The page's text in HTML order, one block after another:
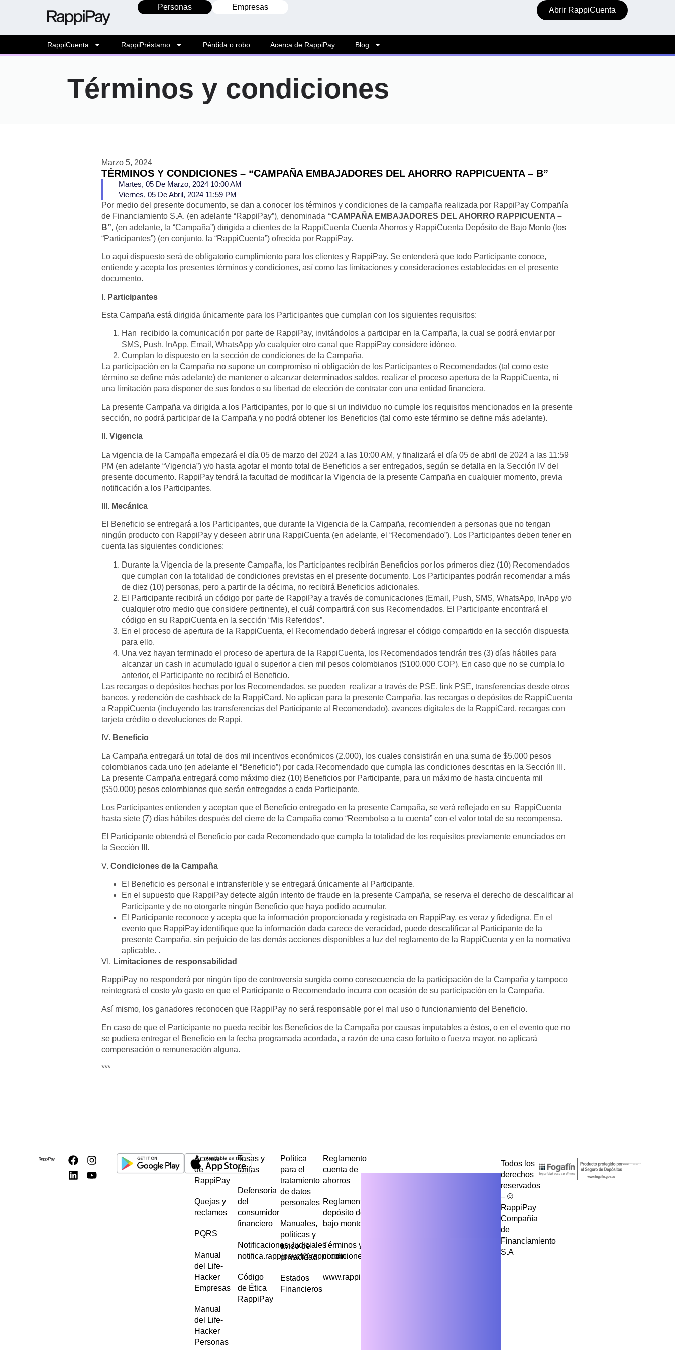
Personas Empresas Abrir RappiCuenta
RappiCuenta RappiPréstamo Pérdida o robo Acerca de RappiPay Blog
Términos y condiciones
Marzo 5, 2024
TÉRMINOS Y CONDICIONES – “CAMPAÑA EMBAJADORES DEL AHORRO RAPPICUENTA – B”
Martes, 05 De Marzo, 2024 10:00 AM
Viernes, 05 De Abril, 2024 11:59 PM
Por medio del presente documento, se dan a conocer los términos y condiciones de la campaña realizada por RappiPay Compañía
de Financiamiento S.A. (en adelante “RappiPay”), denominada “CAMPAÑA EMBAJADORES DEL AHORRO RAPPICUENTA –
B”, (en adelante, la “Campaña”) dirigida a clientes de la RappiCuenta Cuenta Ahorros y RappiCuenta Depósito de Bajo Monto (los
“Participantes”) (en conjunto, la “RappiCuenta”) ofrecida por RappiPay.
Lo aquí dispuesto será de obligatorio cumplimiento para los clientes y RappiPay. Se entenderá que todo Participante conoce,
entiende y acepta los presentes términos y condiciones, así como las limitaciones y consideraciones establecidas en el presente
documento.
I. Participantes
Esta Campaña está dirigida únicamente para los Participantes que cumplan con los siguientes requisitos:
Han recibido la comunicación por parte de RappiPay, invitándolos a participar en la Campaña, la cual se podrá enviar por
SMS, Push, InApp, Email, WhatsApp y/o cualquier otro canal que RappiPay considere idóneo.
Cumplan lo dispuesto en la sección de condiciones de la Campaña.
La participación en la Campaña no supone un compromiso ni obligación de los Participantes o Recomendados (tal como este
término se define más adelante) de mantener o alcanzar determinados saldos, realizar el proceso apertura de la RappiCuenta, ni
una limitación para disponer de sus fondos o su libertad de elección de contratar con una entidad financiera.
La presente Campaña va dirigida a los Participantes, por lo que si un individuo no cumple los requisitos mencionados en la presente
sección, no podrá participar de la Campaña y no podrá obtener los Beneficios (tal como este término se define más adelante).
II. Vigencia
La vigencia de la Campaña empezará el día 05 de marzo del 2024 a las 10:00 AM, y finalizará el día 05 de abril de 2024 a las 11:59
PM (en adelante “Vigencia”) y/o hasta agotar el monto total de Beneficios a ser entregados, según se detalla en la Sección IV del
presente documento. RappiPay tendrá la facultad de modificar la Vigencia de la presente Campaña en cualquier momento, previa
notificación a los Participantes.
III. Mecánica
El Beneficio se entregará a los Participantes, que durante la Vigencia de la Campaña, recomienden a personas que no tengan
ningún producto con RappiPay y deseen abrir una RappiCuenta (en adelante, el “Recomendado”). Los Participantes deben tener en
cuenta las siguientes condiciones:
Durante la Vigencia de la presente Campaña, los Participantes recibirán Beneficios por los primeros diez (10) Recomendados
que cumplan con la totalidad de condiciones previstas en el presente documento. Los Participantes podrán recomendar a más
de diez (10) personas, pero a partir de la décima, no recibirá Beneficios adicionales.
El Participante recibirá un código por parte de RappiPay a través de comunicaciones (Email, Push, SMS, WhatsApp, InApp y/o
cualquier otro medio que considere pertinente), el cuál compartirá con sus Recomendados. El Participante encontrará el
código en su RappiCuenta en la sección “Mis Referidos”.
En el proceso de apertura de la RappiCuenta, el Recomendado deberá ingresar el código compartido en la sección dispuesta
para ello.
Una vez hayan terminado el proceso de apertura de la RappiCuenta, los Recomendados tendrán tres (3) días hábiles para
alcanzar un cash in acumulado igual o superior a cien mil pesos colombianos ($100.000 COP). En caso que no se cumpla lo
anterior, el Participante no recibirá el Beneficio.
Las recargas o depósitos hechas por los Recomendados, se pueden realizar a través de PSE, link PSE, transferencias desde otros
bancos, y redención de cashback de la RappiCard. No aplican para la presente Campaña, las recargas o depósitos de RappiCuenta
a RappiCuenta (incluyendo las transferencias del Participante al Recomendado), avances digitales de la RappiCard, recargas con
tarjeta crédito o devoluciones de Rappi.
IV. Beneficio
La Campaña entregará un total de dos mil incentivos económicos (2.000), los cuales consistirán en una suma de $5.000 pesos
colombianos cada uno (en adelante el “Beneficio”) por cada Recomendado que cumpla las condiciones descritas en la Sección III.
La presente Campaña entregará como máximo diez (10) Beneficios por Participante, para un máximo de hasta cincuenta mil
($50.000) pesos colombianos que serán entregados a cada Participante.
Los Participantes entienden y aceptan que el Beneficio entregado en la presente Campaña, se verá reflejado en su RappiCuenta
hasta siete (7) días hábiles después del cierre de la Campaña como “Reembolso a tu cuenta” con el valor total de su recompensa.
El Participante obtendrá el Beneficio por cada Recomendado que cumpla la totalidad de los requisitos previamente enunciados en
la Sección III.
V. Condiciones de la Campaña
El Beneficio es personal e intransferible y se entregará únicamente al Participante.
En el supuesto que RappiPay detecte algún intento de fraude en la presente Campaña, se reserva el derecho de descalificar al
Participante y de no otorgarle ningún Beneficio que haya podido acumular.
El Participante reconoce y acepta que la información proporcionada y registrada en RappiPay, es veraz y fidedigna. En el
evento que RappiPay identifique que la información dada carece de veracidad, puede descalificar al Participante de la
presente Campaña, sin perjuicio de las demás acciones disponibles a luz del reglamento de la RappiCuenta y en la normativa
aplicable. .
VI. Limitaciones de responsabilidad
RappiPay no responderá por ningún tipo de controversia surgida como consecuencia de la participación de la Campaña y tampoco
reintegrará el costo y/o gasto en que el Participante o Recomendado incurra con ocasión de su participación en la Campaña.
Así mismo, los ganadores reconocen que RappiPay no será responsable por el mal uso o funcionamiento del Beneficio.
En caso de que el Participante no pueda recibir los Beneficios de la Campaña por causas imputables a éstos, o en el evento que no
se pudiera entregar el Beneficio en la fecha programada acordada, a razón de una caso fortuito o fuerza mayor, no aplicará
compensación o remuneración alguna.
***
Acerca
de
RappiPay
Quejas y
reclamos
PQRS
Manual
del Life-
Hacker
Empresas
Manual
del Life-
Hacker
Personas
Tasas y
tarifas
Defensoría
del
consumidor
financiero
Notificaciones Judiciales
notifica.rappipaycf@rappi.com
Código
de Ética
RappiPay
Política
para el
tratamiento
de datos
personales
Manuales,
políticas y
aviso de
privacidad
Estados
Financieros
Reglamento
cuenta de
ahorros
Reglamento
depósito de
bajo monto
Términos y
condiciones
www.rappipay.com
Todos los
derechos
reservados
– ©
RappiPay
Compañía
de
Financiamiento
S.A